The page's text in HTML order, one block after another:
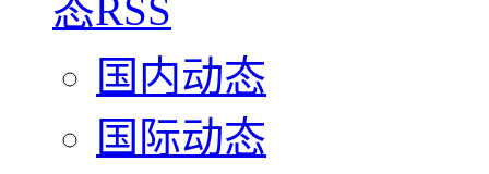
国内动态
国际动态